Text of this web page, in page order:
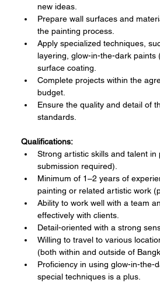
new ideas.
Prepare wall surfaces and
the painting process.
Apply specialized techniques,
layering, glow-in-the-dark paints
surface coating.
Complete projects within the
budget.
Ensure the quality and detail of
standards.
Qualifications:
Strong artistic skills and talent
submission required).
Minimum of 1–2 years of
painting or related artistic work
Ability to work well with a team
effectively with clients.
Detail-oriented with a strong
Willing to travel to various
(both within and outside of
Proficiency in using glow-in-the-
special techniques is a plus.